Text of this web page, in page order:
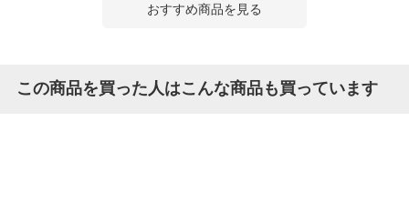
おすすめ商品を見る
この商品を買った人はこんな商品も買っています